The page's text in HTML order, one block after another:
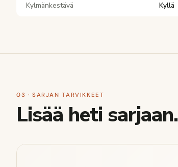
Kylmänkestävä Kyllä
03 · SARJAN TARVIKKEET
Lisää heti sarjaan.